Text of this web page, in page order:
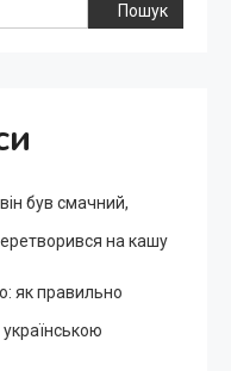
Пошук
був смачний,
на кашу
як правильно